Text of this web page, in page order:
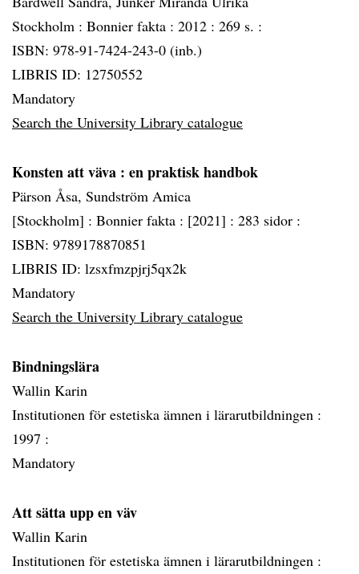
Stockholm : Bonnier fakta : 2012 : 269 s. :
ISBN: 978-91-7424-243-0 (inb.)
LIBRIS ID: 12750552
Mandatory
Search the University Library catalogue
Konsten att väva : en praktisk handbok
Pärson Åsa, Sundström Amica
[Stockholm] : Bonnier fakta : [2021] : 283 sidor :
ISBN: 9789178870851
LIBRIS ID: lzsxfmzpjrj5qx2k
Mandatory
Search the University Library catalogue
Bindningslära
Wallin Karin
Institutionen för estetiska ämnen i lärarutbildningen :
1997 :
Mandatory
Att sätta upp en väv
Wallin Karin
Institutionen för estetiska ämnen i lärarutbildningen :